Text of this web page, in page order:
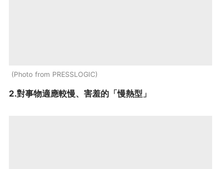
Photo from PRESSLOGIC
2.對事物適應較慢、害羞的「慢熱型」